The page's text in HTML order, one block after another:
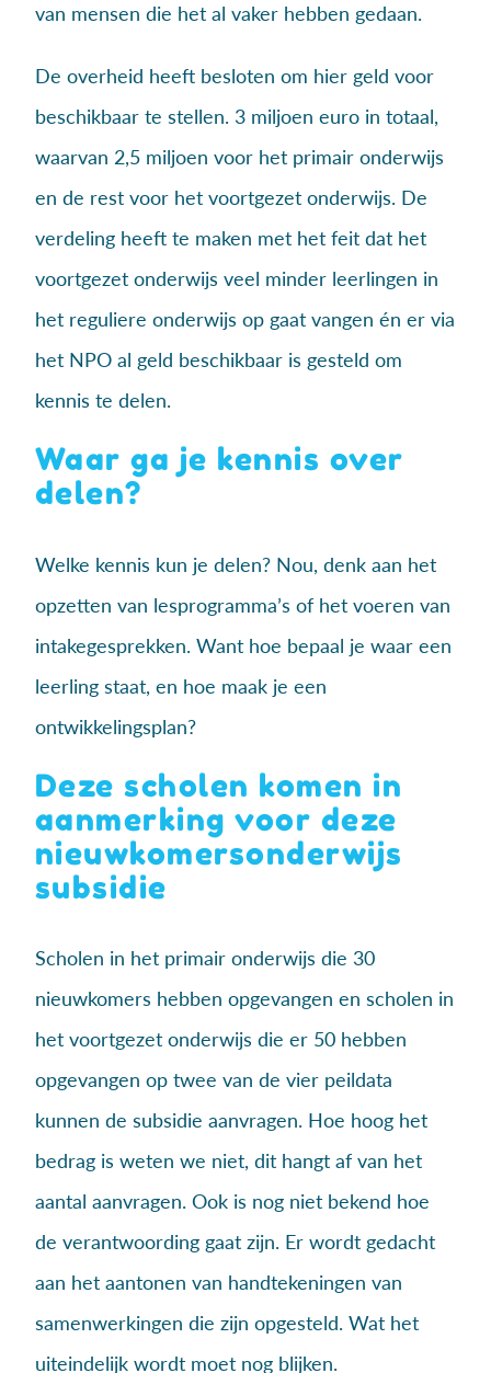
van mensen die het al vaker hebben gedaan.
De overheid heeft besloten om hier geld voor
beschikbaar te stellen. 3 miljoen euro in totaal,
waarvan 2,5 miljoen voor het primair onderwijs
en de rest voor het voortgezet onderwijs. De
verdeling heeft te maken met het feit dat het
voortgezet onderwijs veel minder leerlingen in
het reguliere onderwijs op gaat vangen én er via
het NPO al geld beschikbaar is gesteld om
kennis te delen.
Waar ga je kennis over
delen?
Welke kennis kun je delen? Nou, denk aan het
opzetten van lesprogramma’s of het voeren van
intakegesprekken. Want hoe bepaal je waar een
leerling staat, en hoe maak je een
ontwikkelingsplan?
Deze scholen komen in
aanmerking voor deze
nieuwkomersonderwijs
subsidie
Scholen in het primair onderwijs die 30
nieuwkomers hebben opgevangen en scholen in
het voortgezet onderwijs die er 50 hebben
opgevangen op twee van de vier peildata
kunnen de subsidie aanvragen. Hoe hoog het
bedrag is weten we niet, dit hangt af van het
aantal aanvragen. Ook is nog niet bekend hoe
de verantwoording gaat zijn. Er wordt gedacht
aan het aantonen van handtekeningen van
samenwerkingen die zijn opgesteld. Wat het
uiteindelijk wordt moet nog blijken.